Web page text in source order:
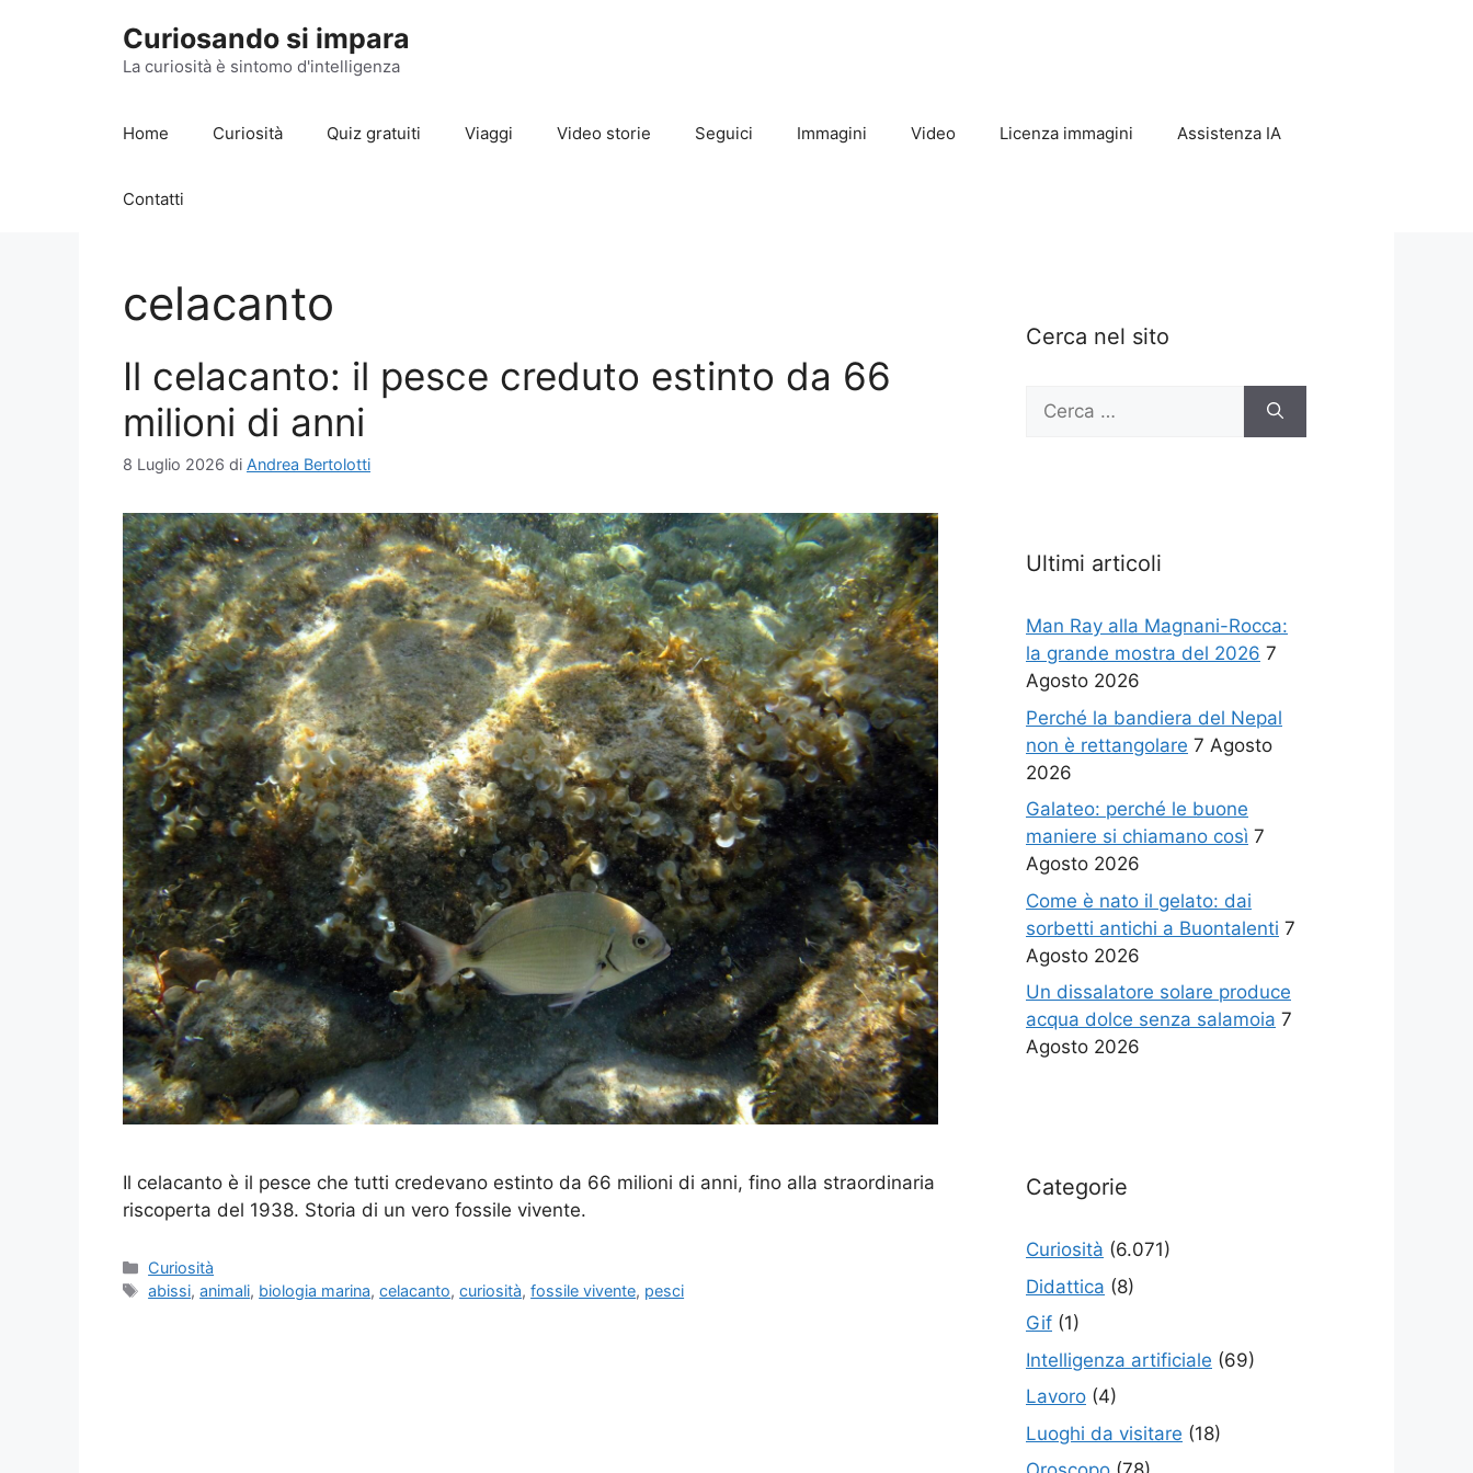
Curiosando si impara
La curiosità è sintomo d'intelligenza
Home Curiosità Quiz gratuiti Viaggi Video storie Seguici Immagini Video Licenza immagini Assistenza IA
Contatti
celacanto
Il celacanto: il pesce creduto estinto da 66
milioni di anni
8 Luglio 2026 di Andrea Bertolotti
Il celacanto è il pesce che tutti credevano estinto da 66 milioni di anni, fino alla straordinaria
riscoperta del 1938. Storia di un vero fossile vivente.
Categorie
Curiosità
Tag
abissi,animali, biologia marina,celacanto,curiosità,fossile vivente, pesci
Cerca nel sito
Ricerca
Ultimi articoli
Man Ray alla Magnani-Rocca:
la grande mostra del 2026 7
Agosto 2026
Perché la bandiera del Nepal
non è rettangolare 7 Agosto
2026
Galateo: perché le buone
maniere si chiamano così 7
Agosto 2026
Come è nato il gelato: dai
sorbetti antichi a Buontalenti 7
Agosto 2026
Un dissalatore solare produce
acqua dolce senza salamoia 7
Agosto 2026
Categorie
Curiosità (6.071)
Didattica (8)
Gif (1)
Intelligenza artificiale (69)
Lavoro (4)
Luoghi da visitare (18)